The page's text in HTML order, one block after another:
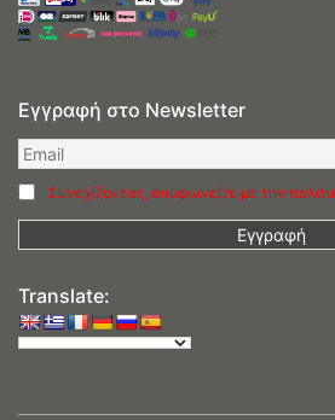
Εγγραφή στο Newsletter
Συνεχίζοντας, συμφωνείτε με την
Translate: